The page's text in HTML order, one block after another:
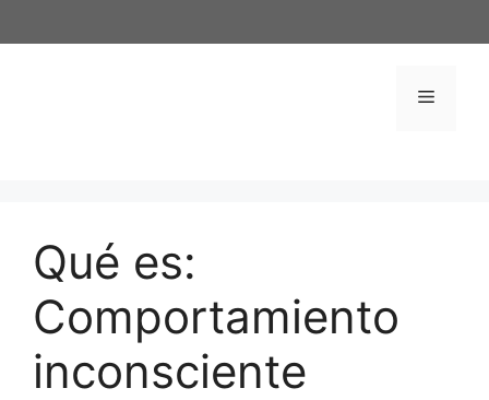
al
Menú
Qué es:
Comportamiento
inconsciente